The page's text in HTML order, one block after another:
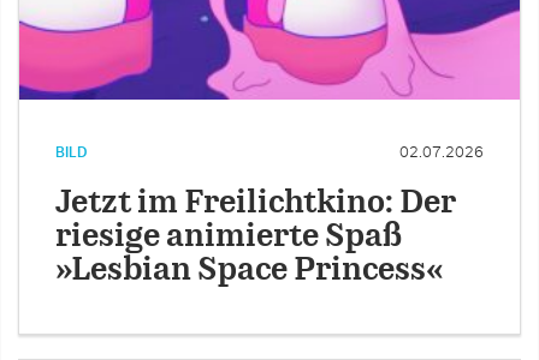
BILD 02.07.2026
Jetzt im Freilichtkino: Der
riesige animierte Spaß
»Lesbian Space Princess«